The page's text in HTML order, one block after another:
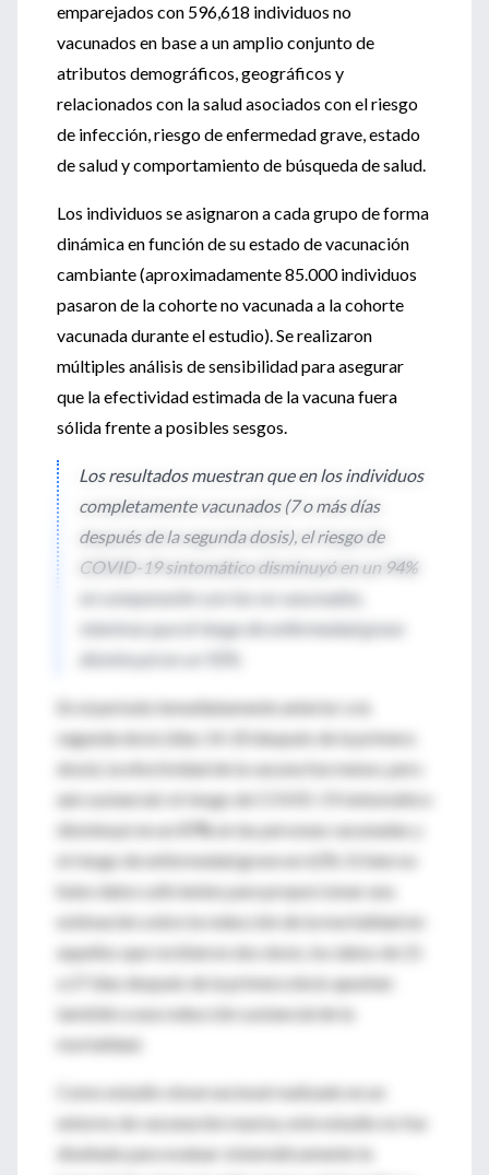
emparejados con 596,618 individuos no
vacunados en base a un amplio conjunto de
atributos demográficos, geográficos y
relacionados con la salud asociados con el riesgo
de infección, riesgo de enfermedad grave, estado
de salud y comportamiento de búsqueda de salud.
Los individuos se asignaron a cada grupo de forma
dinámica en función de su estado de vacunación
cambiante (aproximadamente 85.000 individuos
pasaron de la cohorte no vacunada a la cohorte
vacunada durante el estudio). Se realizaron
múltiples análisis de sensibilidad para asegurar
que la efectividad estimada de la vacuna fuera
sólida frente a posibles sesgos.
Los resultados muestran que en los individuos
completamente vacunados (7 o más días
después de la segunda dosis), el riesgo de
COVID-19 sintomático disminuyó en un 94%
en comparación con los no vacunados,
mientras que el riesgo de enfermedad grave
disminuyó en un 92%.
En el período inmediatamente anterior a la
segunda dosis (días 14-20 después de la primera
dosis), la efectividad de la vacuna fue menor, pero
aún sustancial: el riesgo de COVID-19 sintomático
disminuyó en un
57%en las personas vacunadas y
el riesgo de enfermedad grave en 62%. Si bien no
hubo datos suficientes para proporcionar una
estimación sobre la reducción de la mortalidad en
aquellos que recibieron dos dosis, los datos de 21
a 27 días después de la primera dosis apuntan
también a una reducción sustancial de la
mortalidad.
Como estudio observacional realizado en un
entorno de vacunación masiva, este estudio no fue
diseñado para evaluar sistemáticamente la